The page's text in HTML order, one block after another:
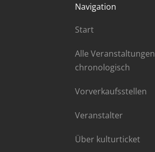
Navigation
Start
Alle Veranstaltungen
chronologisch
Vorverkaufsstellen
Veranstalter
Über kulturticket